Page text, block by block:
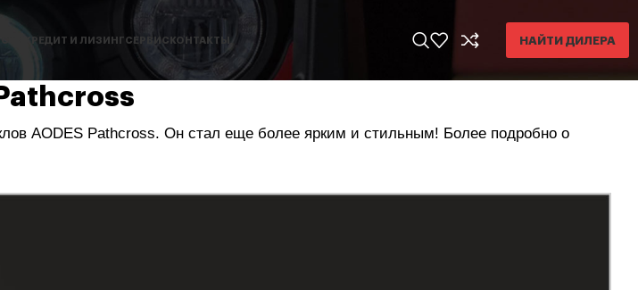
КРЕДИТ И ЛИЗИНГСЕРВИС КОНТАКТЫ НАЙТИ ДИЛЕРА
AODES Pathcross. Он стал еще более ярким и стильным! Более подробно о